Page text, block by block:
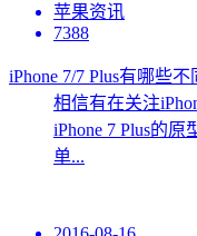
苹果资讯
7388
iPhone 7/7 Plus有哪些
相信有在关注
iPhone 7 Plus的
单...